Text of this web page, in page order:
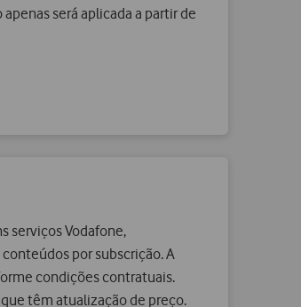
será aplicada a partir de
serviços Vodafone,
por subscrição. A
condições contratuais.
têm atualização de preço.